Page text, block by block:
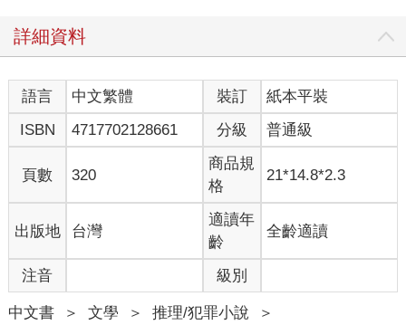
怪。她看來有點坐立不安，但他又發誓她見到他鬆了一口氣。
「往這邊。」她靦腆地說，領頭從棧橋爬上綠草如茵的斜坡。他
跟在後頭，注意到她留了一頭紅色短髮，身穿厚厚的羊毛衣。
兩棟別緻的紅頂白牆房舍出現在小島的兩座綠色山丘之間：老舊
的丹麥殖民風格宅邸和旁邊的小教堂。他們越走越近，克里斯欽
才注意到房子多破敗，牆壁和窗框的油漆都剝落了。他在屋子後
方看到幾間搖搖欲墜的附屬建物，其中一棟看來像牛棚；都是當
年的農場留下來的殘跡。走到半路，歐樂芙停下來轉身說：「我
們沒有要過去。我先生在家──我們住在附近。」
她打斷他：「我們有宅邸的鑰匙，但沒有人住在那兒。屋況雖然
有點殘破，但以屋齡來看，其實狀態還不錯。你知道嗎？那棟房
子兩百年了──是冰島最古老的石造建築。」
「那個叫蘿拉的女孩子──」
她再次打斷他：「你跟我先生談比較好。」
詳細資料
語言 中文繁體 裝訂
紙本平裝
ISBN
4717702128661 分級 普通級
頁數 320
商品規
格
21*14.8*2.3
出版地 台灣
適讀年
齡
全齡適讀
注音 級別
中文書 ＞ 文學 ＞ 推理/犯罪小說
＞